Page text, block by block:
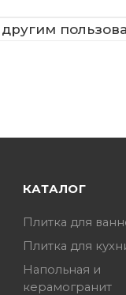
КАТАЛОГ
Плитка для
Плитка для
Напольная и
керамогранит